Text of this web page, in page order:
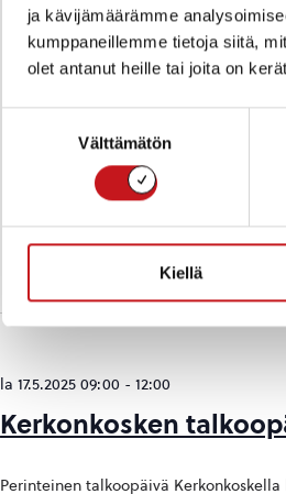
ja kävijämäärämme
kumppaneillemme tietoja siitä,
olet antanut heille tai joita on
Välttämätön
Kiellä
Kerkonkosken
la 17.5.2025 09:00- 12:00
Perinteinen talkoopäivä Kerkonkoskella